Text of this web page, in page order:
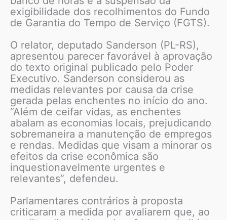
exigibilidade dos recolhimentos do Fundo
de Garantia do Tempo de Serviço (FGTS).
O relator, deputado Sanderson (PL-RS),
apresentou parecer favorável à aprovação
do texto original publicado pelo Poder
Executivo. Sanderson considerou as
medidas relevantes por causa da crise
gerada pelas enchentes no início do ano.
“Além de ceifar vidas, as enchentes
abalam as economias locais, prejudicando
sobremaneira a manutenção de empregos
e rendas. Medidas que visam a minorar os
efeitos da crise econômica são
inquestionavelmente urgentes e
relevantes”, defendeu.
Parlamentares contrários à proposta
criticaram a medida por avaliarem que, ao